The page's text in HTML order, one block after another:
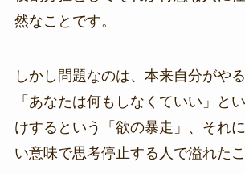
然なことです。
しかし問題なのは、本来自分がや
「あなたは何もしなくていい」と
けするという「欲の暴走」、それ
い意味で思考停止する人で溢れたこ